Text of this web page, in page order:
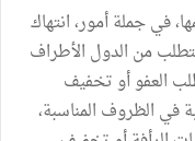
في جملة أمور، انتهاك
التي تتطلب من الدول الأطراف
العفو أو تخفيف
في الظروف المناسبة،